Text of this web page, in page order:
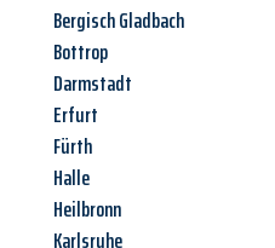
Bergisch Gladbach
Bottrop
Darmstadt
Erfurt
Fürth
Halle
Heilbronn
Karlsruhe